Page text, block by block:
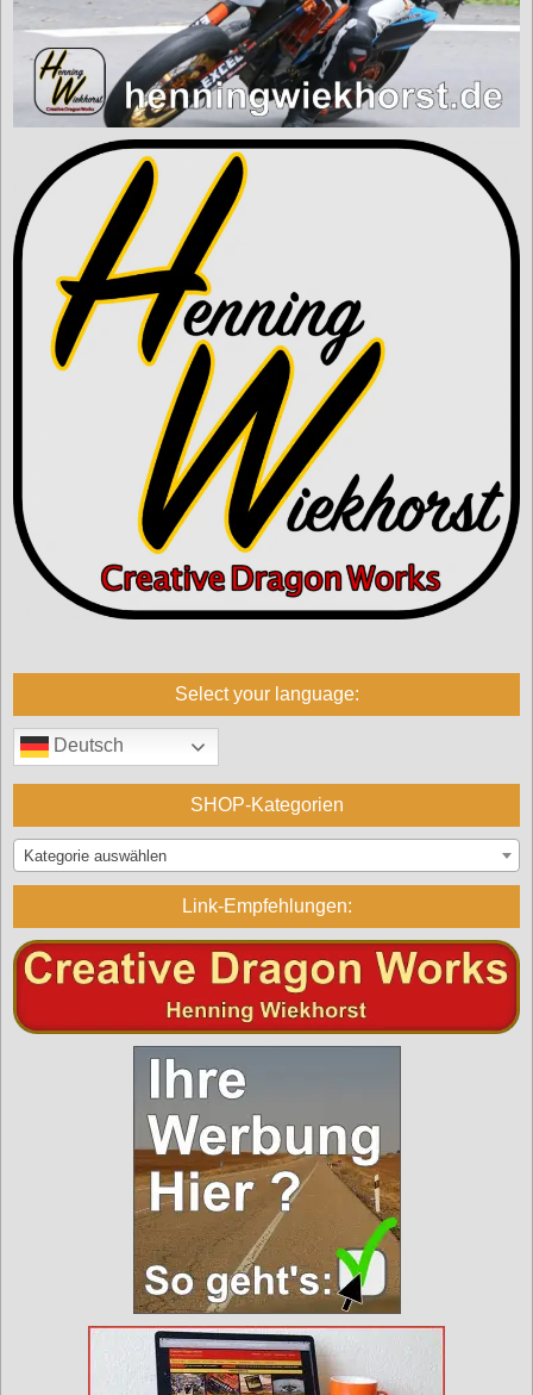
Select your language:
Deutsch
SHOP-Kategorien
Kategorie auswählen
Link-Empfehlungen: